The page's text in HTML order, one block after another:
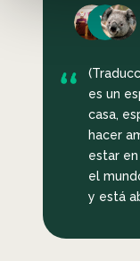
es un
casa,
hacer
estar
el
y está